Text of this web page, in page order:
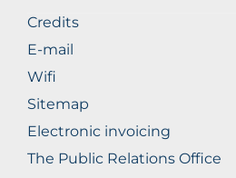
Credits
E-mail
Wifi
Sitemap
Electronic invoicing
The Public Relations Office